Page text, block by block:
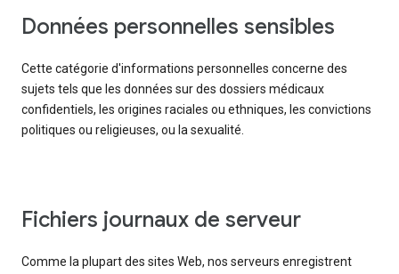
Données personnelles sensibles
Cette catégorie d'informations personnelles concerne des
sujets tels que les données sur des dossiers médicaux
confidentiels, les origines raciales ou ethniques, les convictions
politiques ou religieuses, ou la sexualité.
Fichiers journaux de serveur
Comme la plupart des sites Web, nos serveurs enregistrent